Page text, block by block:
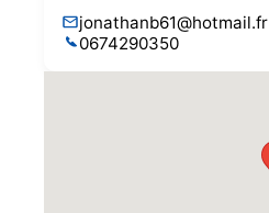
jonathanb61@hotmail.fr
0674290350